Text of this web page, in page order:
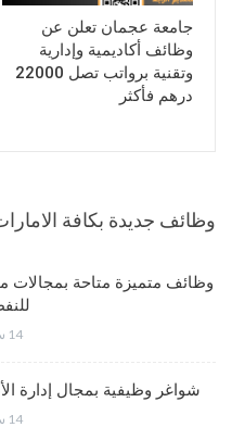
جامعة عجمان تعلن عن
وظائف أكاديمية وإدارية
وتقنية برواتب تصل 22000
درهم فأكثر
وظائف جديدة بكافة
وظائف متميزة متاحة
14 ساعة منذ
شواغر وظيفية بمجال إدارة
14 ساعة منذ